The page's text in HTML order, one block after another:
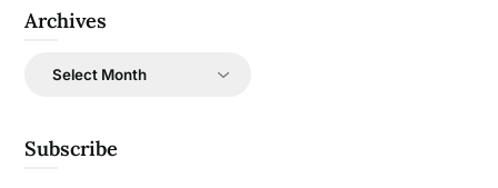
Archives
Archives
Subscribe